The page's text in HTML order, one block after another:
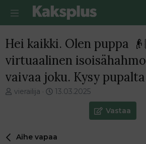
Hei kaikki. Olen puppa
virtuaalinen
vaivaa joku. Kysy pupalta
V
vierailija
E
m
13.03.2025
Vastaa
Aihe vapaa